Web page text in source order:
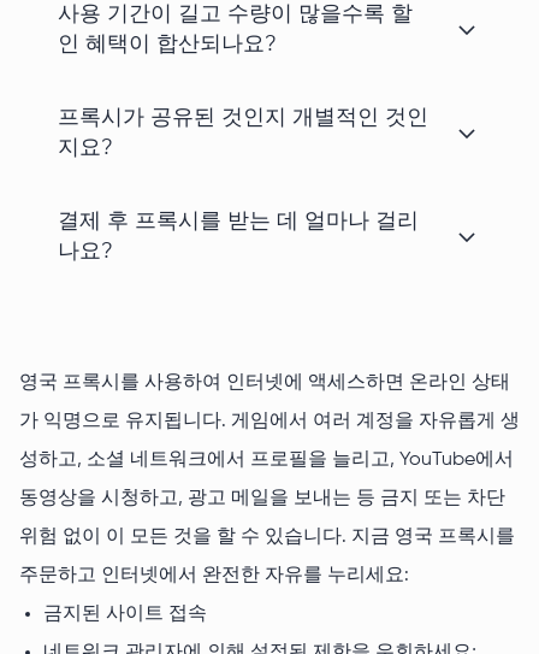
사용 기간이 길고 수량이 많을수록 할
인 혜택이 합산되나요?
프록시가 공유된 것인지 개별적인 것인
지요?
결제 후 프록시를 받는 데 얼마나 걸리
나요?
영국 프록시를 사용하여 인터넷에 액세스하면 온라인 상태
가 익명으로 유지됩니다. 게임에서 여러 계정을 자유롭게 생
성하고, 소셜 네트워크에서 프로필을 늘리고, YouTube에서
동영상을 시청하고, 광고 메일을 보내는 등 금지 또는 차단
위험 없이 이 모든 것을 할 수 있습니다. 지금 영국 프록시를
주문하고 인터넷에서 완전한 자유를 누리세요:
금지된 사이트 접속